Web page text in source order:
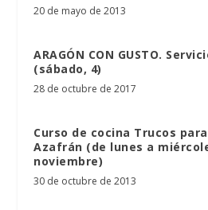
20 de mayo de 2013
ARAGÓN CON GUSTO.
(sábado, 4)
28 de octubre de 2017
Curso de cocina Trucos
Azafrán (de lunes a
noviembre)
30 de octubre de 2013